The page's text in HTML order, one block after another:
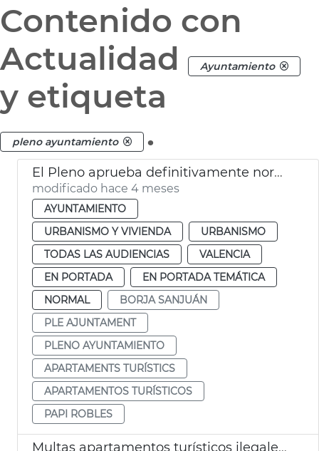
Contenido con
Actualidad
Ayuntamiento
y etiqueta
pleno ayuntamiento .
El Pleno aprueba definitivamente normativa apartamentos turísticos València
modificado hace 4 meses
AYUNTAMIENTO
URBANISMO Y VIVIENDA
URBANISMO
TODAS LAS AUDIENCIAS
VALENCIA
EN PORTADA
EN PORTADA TEMÁTICA
NORMAL
BORJA SANJUÁN
PLE AJUNTAMENT
PLENO AYUNTAMIENTO
APARTAMENTS TURÍSTICS
APARTAMENTOS TURÍSTICOS
PAPI ROBLES
Multas apartamentos turísticos ilegales València